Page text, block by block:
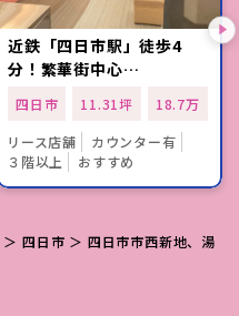
近鉄「四日市駅」徒歩4
分！繁華街中心…
四日市 11.31坪
18.7万
リース店舗
カウンター有
３階以上
おすすめ
＞四日市 ＞ 四日市市西新地、湯